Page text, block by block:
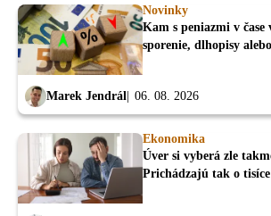
Novinky
Kam s peniazmi v
sporenie, dlhopisy
Marek Jendrál 06. 08. 2026
Ekonomika
Úver si vyberá zle
Prichádzajú tak o